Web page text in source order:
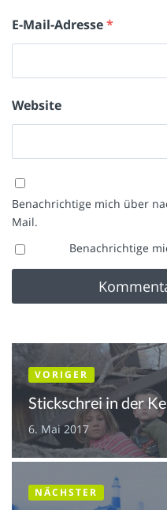
E-Mail-Adresse*
Website
Benachrichtige mich über
Mail.
Benachrichtige
VORIGER
Stickschrei in der
6. Mai 2017
NÄCHSTER